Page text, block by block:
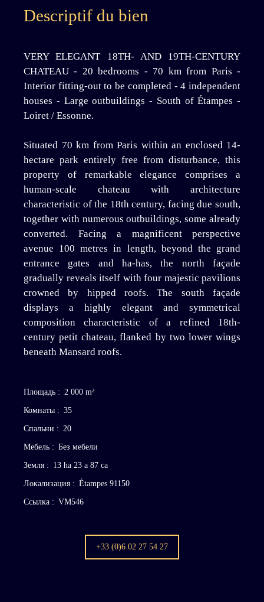
Descriptif du bien
VERY ELEGANT 18TH- AND 19TH-CENTURY
CHATEAU - 20 bedrooms - 70 km from Paris -
Interior fitting-out to be completed - 4 independent
houses - Large outbuildings - South of Étampes -
Loiret / Essonne.
Situated 70 km from Paris within an enclosed 14-
hectare park entirely free from disturbance, this
property of remarkable elegance comprises a
human-scale chateau with architecture
characteristic of the 18th century, facing due south,
together with numerous outbuildings, some already
converted. Facing a magnificent perspective
avenue 100 metres in length, beyond the grand
entrance gates and ha-has, the north façade
gradually reveals itself with four majestic pavilions
crowned by hipped roofs. The south façade
displays a highly elegant and symmetrical
composition characteristic of a refined 18th-
century petit chateau, flanked by two lower wings
beneath Mansard roofs.
Площадь : 2 000 m²
Комнаты : 35
Спальни : 20
Мебель : Без мебели
Земля : 13 ha 23 a 87 ca
Локализация : Étampes 91150
Ссылка : VM546
+33 (0)6 02 27 54 27